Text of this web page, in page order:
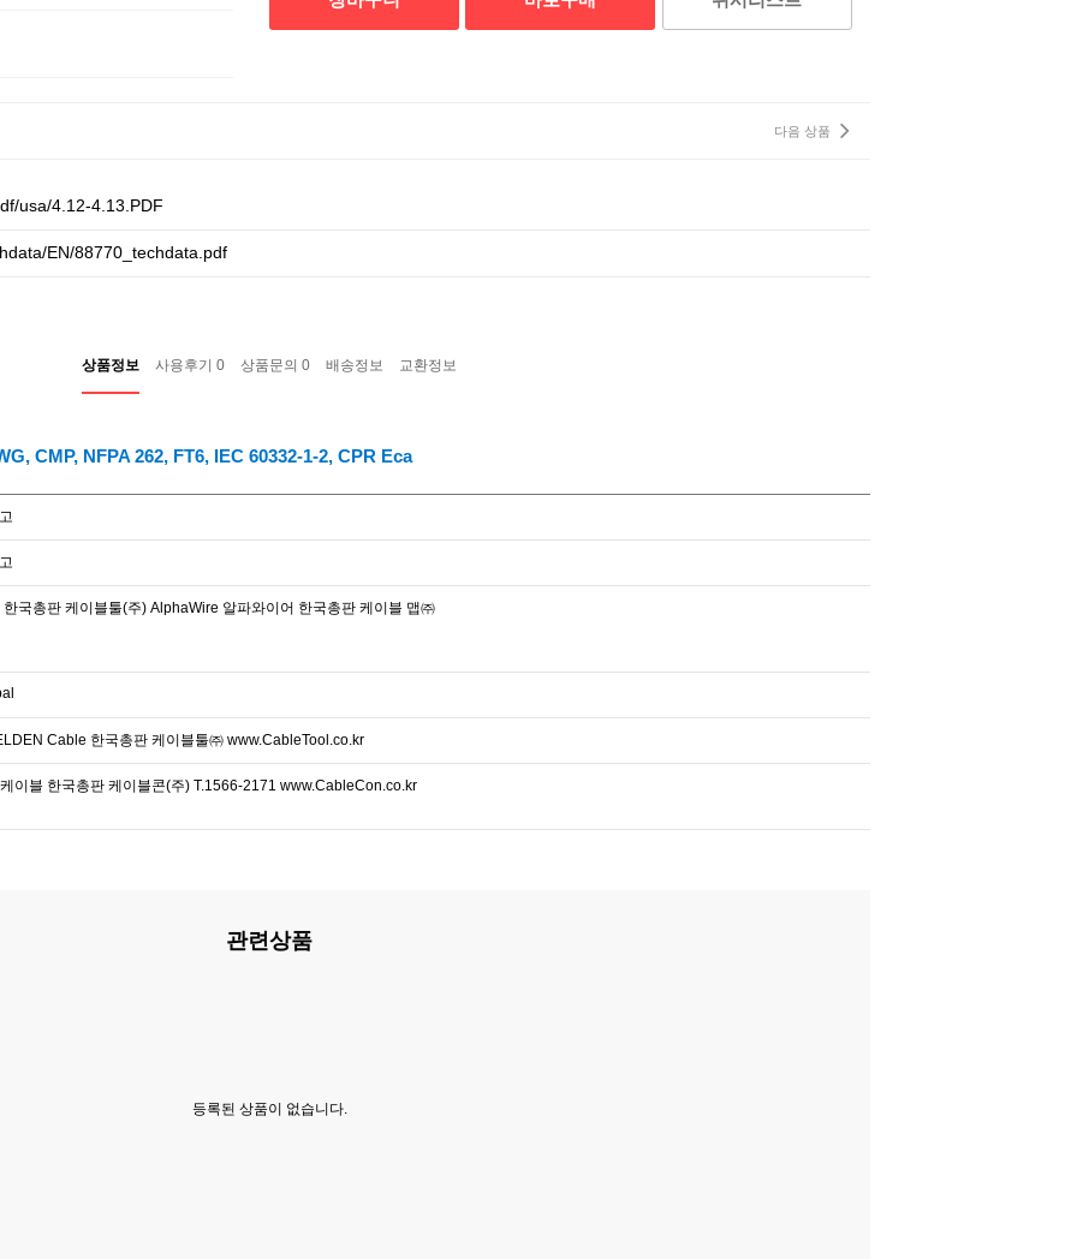
다음 상품
usa/4.12-4.13.PDF
EN/88770_techdata.pdf
상품정보 사용후기 0 상품문의 0 배송정보 교환정보
CMP, NFPA 262, FT6, IEC 60332-1-2, CPR Eca
국총판 케이블툴(주) AlphaWire 알파와이어 한국총판 케이블 맵㈜
Cable 한국총판 케이블툴㈜ www.CableTool.co.kr
이블 한국총판 케이블콘(주) T.1566-2171 www.CableCon.co.kr
관련상품
등록된 상품이 없습니다.